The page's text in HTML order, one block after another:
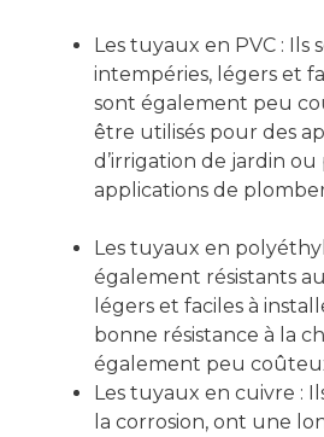
Les tuyaux en PVC : Ils
intempéries, légers et
sont également peu
être utilisés pour des
d’irrigation de jardin
applications de
Les tuyaux en
également résistants
légers et faciles à
bonne résistance à la
également peu
Les tuyaux en cuivre :
la corrosion, ont une